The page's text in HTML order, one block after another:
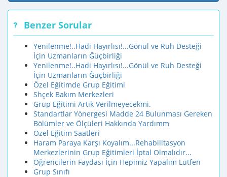
Benzer Sorular
Yenilenme!..Hadi Hayırlısı!...Gönül ve Ruh Desteği
İçin Uzmanların Ğüçbirliği
Yenilenme!..Hadi Hayırlısı!...Gönül ve Ruh Desteği
İçin Uzmanların Ğüçbirliği
Özel Eğitimde Grup Eğitimi
Shçek Bakım Merkezleri
Grup Eğitimi Artık Verilmeyecekmi.
Standartlar Yönergesi Madde 24 Bulunması Gereken
Bölümler ve Ölçüleri Hakkında Yardımm
Özel Eğitim Saatleri
Haram Paraya Karşı Koyalım...Rehabilitasyon
Merkezlerinin Grup Eğitimleri İptal Olmalıdır...
Öğrencilerin Faydası İçin Hepimiz Yapalım Lütfen
Grup Sınıfı